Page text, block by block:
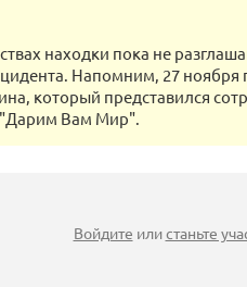
находки пока не
Напомним, 27
который представился
"Дарим Вам Мир".
Войдите илистаньте